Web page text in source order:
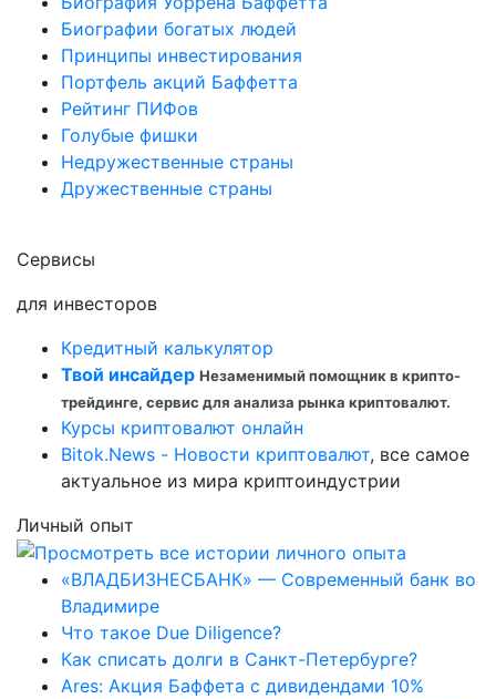
Биографии богатых людей
Принципы инвестирования
Портфель акций Баффетта
Рейтинг ПИФов
Голубые фишки
Недружественные страны
Дружественные страны
Сервисы
для инвесторов
Кредитный калькулятор
Твой инсайдер Незаменимый помощник в крипто-
трейдинге, сервис для анализа рынка криптовалют.
Курсы криптовалют онлайн
Bitok.News - Новости криптовалют, все самое
актуальное из мира криптоиндустрии
Личный опыт
«ВЛАДБИЗНЕСБАНК» — Современный банк во
Владимире
Что такое Due Diligence?
Как списать долги в Санкт-Петербурге?
Ares: Акция Баффета с дивидендами 10%